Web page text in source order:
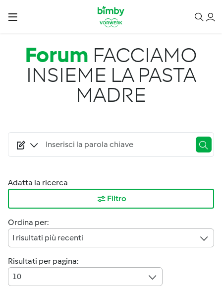
Salta al contenuto principale
Forum FACCIAMO
INSIEME LA PASTA
MADRE
Adatta la ricerca
Filtro
Ordina per:
I risultati più recenti
Risultati per pagina:
10